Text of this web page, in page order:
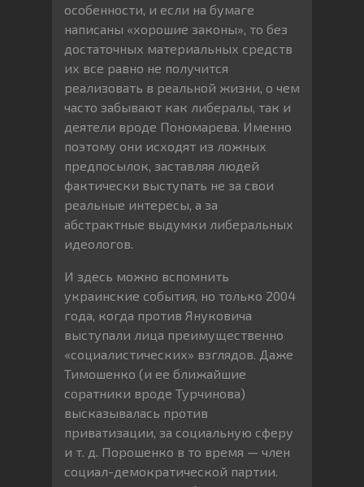
особенности, и если на бумаге
написаны «хорошие законы», то без
достаточных материальных средств
их все равно не получится
реализовать в реальной жизни, о чем
часто забывают как либералы, так и
деятели вроде Пономарева. Именно
поэтому они исходят из ложных
предпосылок, заставляя людей
фактически выступать не за свои
реальные интересы, а за
абстрактные выдумки либеральных
идеологов.
И здесь можно вспомнить
украинские события, но только 2004
года, когда против Януковича
выступали лица преимущественно
«социалистических» взглядов. Даже
Тимошенко (и ее ближайшие
соратники вроде Турчинова)
высказывалась против
приватизации, за социальную сферу
и т. д. Порошенко в то время — член
социал-демократической партии.